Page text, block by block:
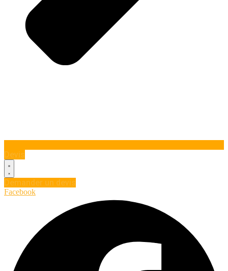
Devis
Demander un devis
Facebook